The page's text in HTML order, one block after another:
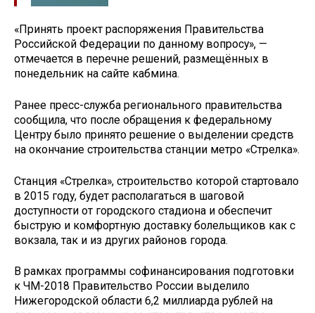
«Принять проект распоряжения Правительства
Российской Федерации по данному вопросу», —
отмечается в перечне решений, размещённых в
понедельник на сайте кабмина.
Ранее пресс-служба регионального правительства
сообщила, что после обращения к федеральному
Центру было принято решение о выделении средств
на окончание строительства станции метро «Стрелка».
Станция «Стрелка», строительство которой стартовало
в 2015 году, будет располагаться в шаговой
доступности от городского стадиона и обеспечит
быструю и комфортную доставку болельщиков как с
вокзала, так и из других районов города.
В рамках программы софинансирования подготовки
к ЧМ-2018 Правительство России выделило
Нижегородской области 6,2 миллиарда рублей на